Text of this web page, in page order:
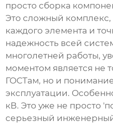
просто сборка
Это сложный комплекс,
каждого элемента и
надежность всей
многолетней работы,
моментом является не
ГОСТам, но и
эксплуатации.
кВ. Это уже не просто
серьезный